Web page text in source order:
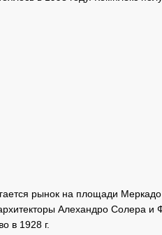
рынок на площади
Алехандро Солера и
в 1928 г.